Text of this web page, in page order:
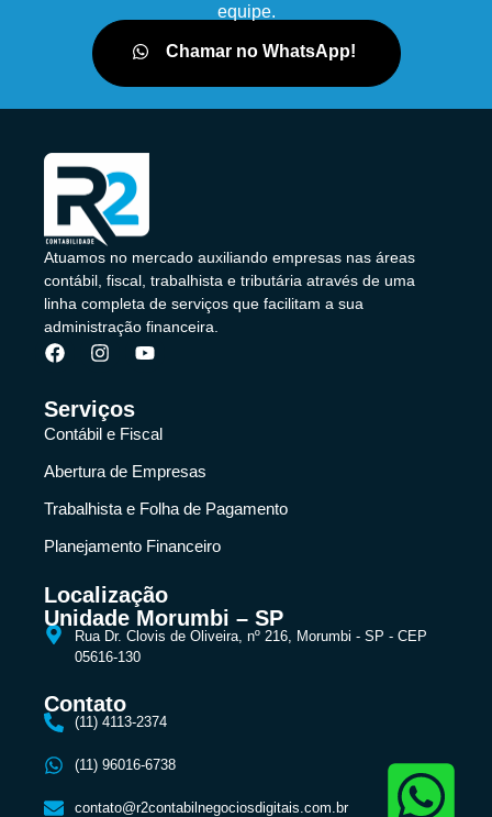
equipe.
Chamar no WhatsApp!
Atuamos no mercado auxiliando empresas nas áreas
contábil, fiscal, trabalhista e tributária através de uma
linha completa de serviços que facilitam a sua
administração financeira.
Serviços
Contábil e Fiscal
Abertura de Empresas
Trabalhista e Folha de Pagamento
Planejamento Financeiro
Localização
Unidade Morumbi – SP
Rua Dr. Clovis de Oliveira, nº 216, Morumbi - SP - CEP
05616-130
Contato
(11) 4113-2374
(11) 96016-6738
contato@r2contabilnegociosdigitais.com.br